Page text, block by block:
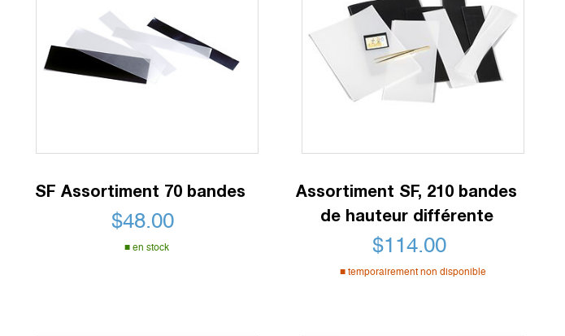
SF Assortiment 70 bandes
$48.00
en stock
Assortiment SF, 210 bandes
de hauteur différente
$114.00
temporairement non disponible